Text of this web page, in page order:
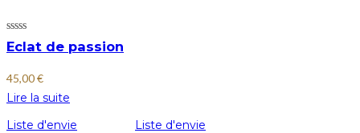
Eclat de passion
45,00€
Lire la suite
Liste d'envie
Liste d'envie